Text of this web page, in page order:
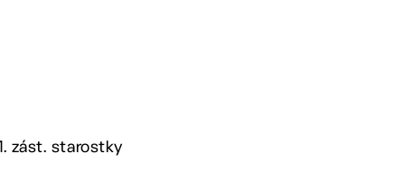
zást. starostky